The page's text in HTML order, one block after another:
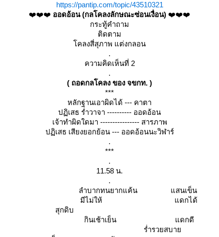
https://pantip.com/topic/43510321
❤️❤️❤️ ออดอ้อน (กลโคลงลักษณะซ่อนเงื่อน) ❤️❤️❤️
กระทู้คำถาม
ติดตาม
คลงสี่สุภาพ แต่งกลอน
.
ความคิดเห็นที่ 2
.
( ถอดกลโคลง ของ จขกท. )
***
หลักฐานเอาผิดได้ --- คาตา
ปฏิเสธ ร่ำวาจา ---------- ออดอ้อน
เจ้าทำผิดใดมา ---------------- สารภาพ
ปฏิเสธ เสียงยอกย้อน --- ออดอ้อนนะวิฬาร์
.
***
.
11.58 น.
.
ลำบากทนยากแค้น แสนเข็น
มีไม่ให้ แดกได้
สุกดิบ
กินเช้าเย็น แดกดี
ร่ำรวยสบา